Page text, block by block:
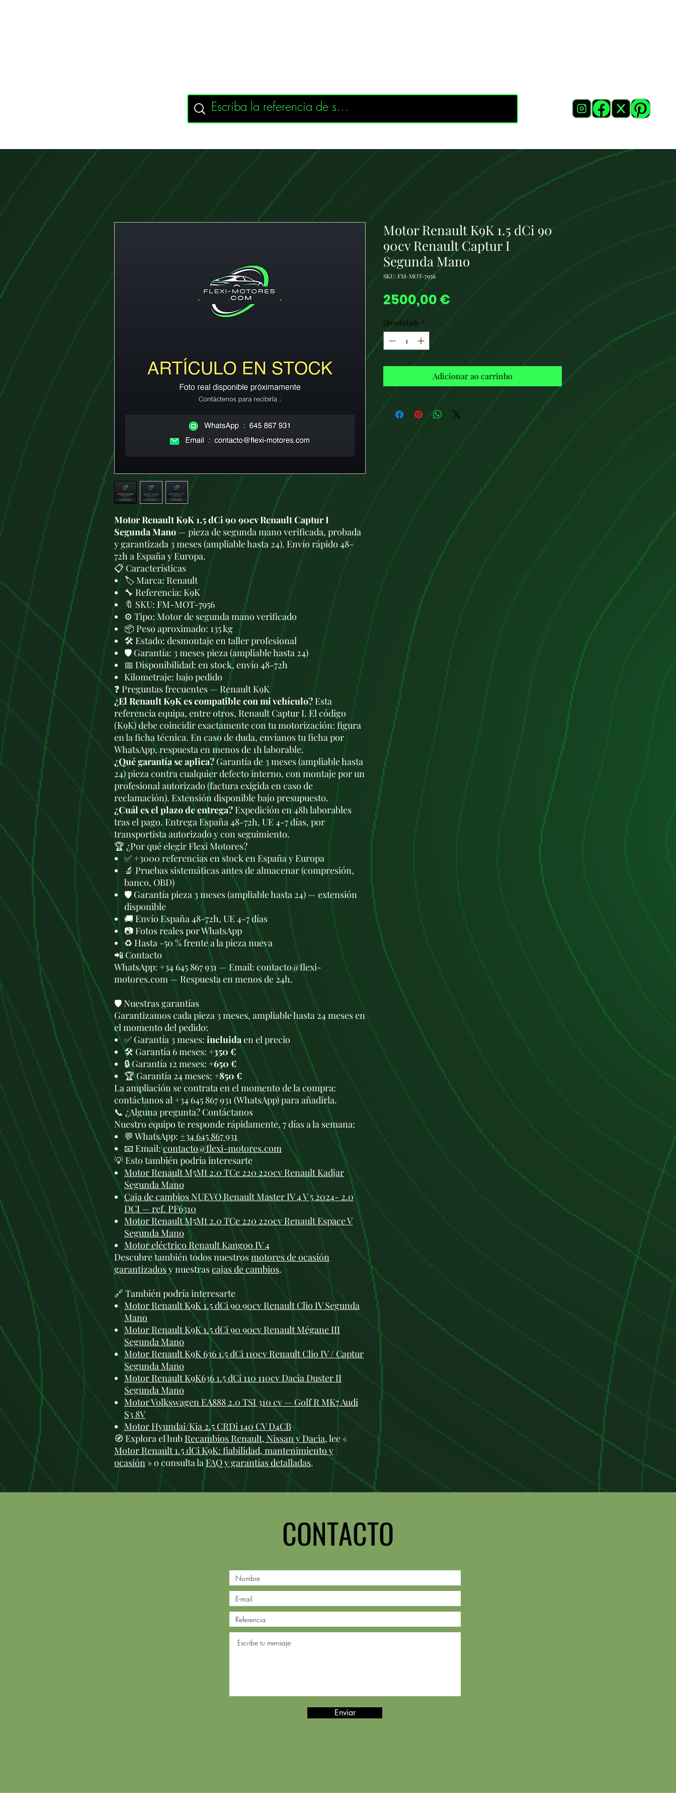
Motor Renault K9K 1.5 dCi 90 90cv Renault Captur I
Segunda Mano — pieza de segunda mano verificada, probada
y garantizada 3 meses (ampliable hasta 24). Envío rápido 48-
72h a España y Europa.
📋 Características
🏷️ Marca: Renault
🔧 Referencia: K9K
🔖 SKU: FM-MOT-7956
⚙️ Tipo: Motor de segunda mano verificado
📦 Peso aproximado: 135 kg
🛠 Estado: desmontaje en taller profesional
🛡️ Garantía: 3 meses pieza (ampliable hasta 24)
📅 Disponibilidad: en stock, envío 48-72h
Kilometraje: bajo pedido
❓ Preguntas frecuentes — Renault K9K
¿El Renault K9K es compatible con mi vehículo? Esta
referencia equipa, entre otros, Renault Captur I. El código
(K9K) debe coincidir exactamente con tu motorización: figura
en la ficha técnica. En caso de duda, envíanos tu ficha por
WhatsApp, respuesta en menos de 1h laborable.
¿Qué garantía se aplica? Garantía de 3 meses (ampliable hasta
24) pieza contra cualquier defecto interno, con montaje por un
profesional autorizado (factura exigida en caso de
reclamación). Extensión disponible bajo presupuesto.
¿Cuál es el plazo de entrega? Expedición en 48h laborables
tras el pago. Entrega España 48-72h, UE 4-7 días, por
transportista autorizado y con seguimiento.
🏆 ¿Por qué elegir Flexi Motores?
✅ +3000 referencias en stock en España y Europa
🔬 Pruebas sistemáticas antes de almacenar (compresión,
banco, OBD)
🛡️ Garantía pieza 3 meses (ampliable hasta 24) — extensión
disponible
🚚 Envío España 48-72h, UE 4-7 días
📷 Fotos reales por WhatsApp
♻️ Hasta -50 % frente a la pieza nueva
📲 Contacto
WhatsApp: +34 645 867 931 — Email: contacto@flexi-
motores.com — Respuesta en menos de 24h.
🛡️ Nuestras garantías
Garantizamos cada pieza 3 meses, ampliable hasta 24 meses en
el momento del pedido:
✅ Garantía 3 meses: incluidaen el precio
🛠️ Garantía 6 meses: +350 €
🔒 Garantía 12 meses: +650 €
🏆 Garantía 24 meses: +850 €
La ampliación se contrata en el momento de la compra:
contáctanos al +34 645 867 931 (WhatsApp) para añadirla.
📞 ¿Alguna pregunta? Contáctanos
Nuestro equipo te responde rápidamente, 7 días a la semana:
💬 WhatsApp: +34 645 867 931
📧 Email:contacto@flexi-motores.com
💡 Esto también podría interesarte
Motor Renault M5Mt 2.0 TCe 220 220cv Renault Kadjar
Segunda Mano
Caja de cambios NUEVO Renault Master IV 4 V 5 2024- 2.0
DCI — ref. PF6310
Motor Renault M5Mt 2.0 TCe 220 220cv Renault Espace V
Segunda Mano
Motor eléctrico Renault Kangoo IV 4
Descubre también todos nuestrosmotores de ocasión
garantizadosy nuestrascajas de cambios.
🔗 También podría interesarte
Motor Renault K9K 1.5 dCi 90 90cv Renault Clio IV Segunda
Mano
Motor Renault K9K 1.5 dCi 90 90cv Renault Mégane III
Segunda Mano
Motor Renault K9K 636 1.5 dCi 110cv Renault Clio IV / Captur
Segunda Mano
Motor Renault K9K636 1.5 dCi 110 110cv Dacia Duster II
Segunda Mano
Motor Volkswagen EA888 2.0 TSI 310 cv — Golf R MK7 Audi
S3 8V
Motor Hyundai/Kia 2.5 CRDi 140 CV D4CB
🧭 Explora el hubRecambios Renault, Nissan y Dacia, lee «
Motor Renault 1.5 dCi K9K: fiabilidad, mantenimiento y
ocasión» o consulta laFAQ y garantías detalladas.
Motor Renault K9K 1.5 dCi 90
90cv Renault Captur I
Segunda Mano
SKU: FM-MOT-7956
2500,00 €
Quantidade *
Adicionar ao carrinho
CONTACTO
Enviar